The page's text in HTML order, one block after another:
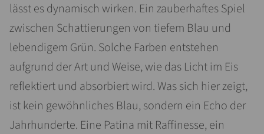
lässt es dynamisch wirken. Ein zauberhaftes Spiel
zwischen Schattierungen von tiefem Blau und
lebendigem Grün. Solche Farben entstehen
aufgrund der Art und Weise, wie das Licht im Eis
reflektiert und absorbiert wird. Was sich hier zeigt,
ist kein gewöhnliches Blau, sondern ein Echo der
Jahrhunderte. Eine Patina mit Raffinesse, ein